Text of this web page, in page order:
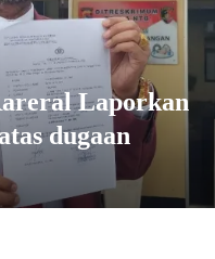
Laporkan
dugaan